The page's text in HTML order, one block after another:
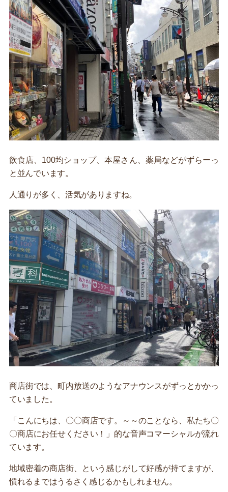
飲食店、100均ショップ、本屋さん、薬局などがずらーっ
と並んでいます。
人通りが多く、活気がありますね。
商店街では、町内放送のようなアナウンスがずっとかかっ
ていました。
「こんにちは、〇〇商店です。～～のことなら、私たち〇
〇商店にお任せください！」的な音声コマーシャルが流れ
ています。
地域密着の商店街、という感じがして好感が持てますが、
慣れるまではうるさく感じるかもしれません。